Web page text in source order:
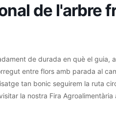
de l'arbre
de durada en què el guia,
entre flors amb parada al
tan bonic seguirem la ruta
la nostra Fira Agroalimentària